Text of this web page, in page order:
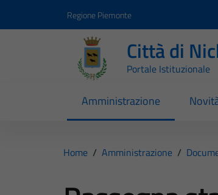
Regione Piemonte
Città di
Portale Istituzionale
Amministrazione
Home / Amministrazione /